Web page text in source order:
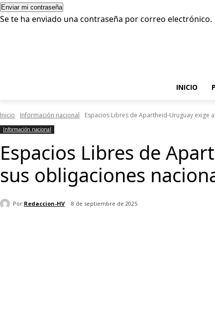
Se te ha enviado una contraseña por correo electrónico.
INICIO
Inicio Información nacional Espacios Libres de Apartheid-Uruguay exige
Información nacional
Espacios Libres de
sus obligaciones
Por Redaccion-HV 8 de septiembre de 2025